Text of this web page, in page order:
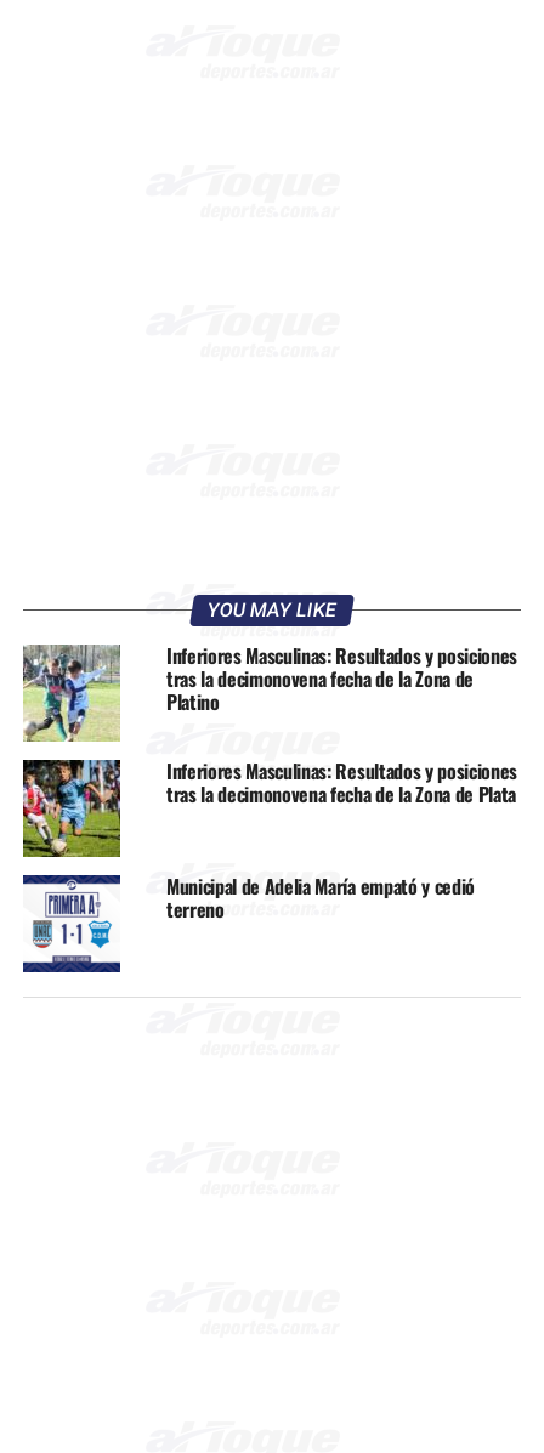
YOU MAY LIKE
Inferiores Masculinas: Resultados y posiciones
tras la decimonovena fecha de la Zona de
Platino
Inferiores Masculinas: Resultados y posiciones
tras la decimonovena fecha de la Zona de Plata
Municipal de Adelia María empató y cedió
terreno